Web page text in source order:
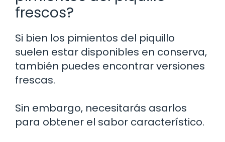
frescos?
Si bien los pimientos del piquillo
suelen estar disponibles en conserva,
también puedes encontrar versiones
frescas.
Sin embargo, necesitarás asarlos
para obtener el sabor característico.